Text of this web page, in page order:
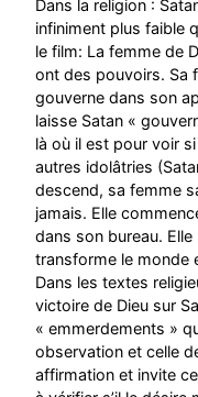
Dans la religion :
infiniment plus faible
le film: La femme de
ont des pouvoirs. Sa
gouverne dans son
laisse Satan «
là où il est pour voir
autres idolâtries
descend, sa femme
jamais. Elle
dans son bureau.
transforme le monde
Dans les textes
victoire de Dieu sur
« emmerdements »
observation et celle
affirmation et invite